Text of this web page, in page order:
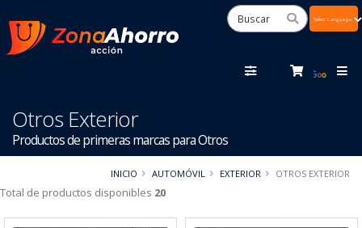
Otros Exterior
Productos de primeras marcas para Otros
INICIO AUTOMÓVIL EXTERIOR OTROS EXTERIOR
Total de productos disponibles 20